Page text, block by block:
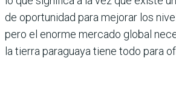
de oportunidad para mejorar los
pero el enorme mercado global
la tierra paraguaya tiene todo para